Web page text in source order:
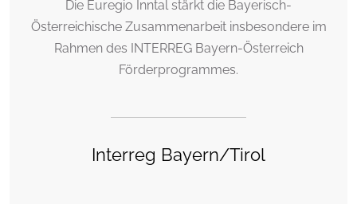
Die Euregio Inntal stärkt die Bayerisch-
Österreichische Zusammenarbeit insbesondere im
Rahmen des INTERREG Bayern-Österreich
Förderprogrammes.
Interreg Bayern/Tirol